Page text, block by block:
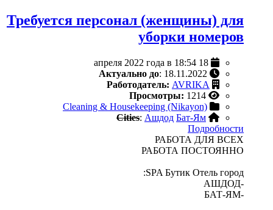
Требуется персонал (женщины) для
уборки номеров
Актуально до: 18.11.2022
Работодатель: AVRIKA
Просмотры: 1214
Cleaning & Housekeeping (Nikayon)
Cities: Ашдод Бат-Ям
Подробности
РАБОТА ДЛЯ ВСЕХ
РАБОТА ПОСТОЯННО
SPA Бутик Отель город:
-АШДОД
-БАТ-ЯМ